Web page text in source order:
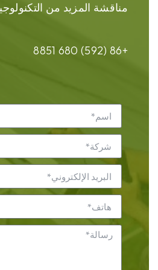
مناقشة المزيد من
+86 (592) 680 8851